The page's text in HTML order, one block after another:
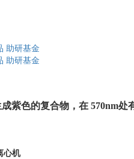
助研基金
助研基金
成紫色的复合物，在 570nm处
心机